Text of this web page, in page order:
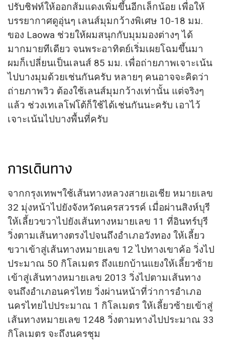
ปรับชิฟท์ให้ออกส้มแดงเพิ่มขึ้นอีกเล็กน้อย เพื่อให้
บรรยากาศดูอุ่นๆ เลนส์มุมกว้างพิเศษ 10-18 มม.
ของ Laowa ช่วยให้ผมสนุกกับมุมมองต่างๆ ได้
มากมายทีเดียว จนพระอาทิตย์เริ่มเผยโฉมขึ้นมา
ผมก็เปลี่ยนเป็นเลนส์ 85 มม. เพื่อถ่ายภาพเจาะเน้น
ไปบางมุมด้วยเช่นกันครับ หลายๆ คนอาจจะคิดว่า
ถ่ายภาพวิว ต้องใช้เลนส์มุมกว้างเท่านั้น แต่จริงๆ
แล้ว ช่วงเทเลโฟโต้ก็ใช้ได้เช่นกันนะครับ เอาไว้
เจาะเน้นไปบางพื้นที่ครับ
การเดินทาง
จากกรุงเทพฯใช้เส้นทางหลวงสายเอเชีย หมายเลข
32 มุ่งหน้าไปยังจังหวัดนครสวรรค์ เมื่อผ่านสิงห์บุรี
ให้เลี้ยวขวาไปยังเส้นทางหมายเลข 11 ที่อินทร์บุรี
วิ่งตามเส้นทางตรงไปจนถึงอำเภอวังทอง ให้เลี้ยว
ขวาเข้าสู่เส้นทางหมายเลข 12 ไปทางเขาค้อ วิ่งไป
ประมาณ 50 กิโลเมตร ถึงแยกบ้านแยงให้เลี้ยวซ้าย
เข้าสู่เส้นทางหมายเลข 2013 วิ่งไปตามเส้นทาง
จนถึงอำเภอนครไทย วิ่งผ่านหน้าที่ว่าการอำเภอ
นครไทยไปประมาณ 1 กิโลเมตร ให้เลี้ยวซ้ายเข้าสู่
เส้นทางหมายเลข 1248 วิ่งตามทางไปประมาณ 33
กิโลเมตร จะถึงนครชุม